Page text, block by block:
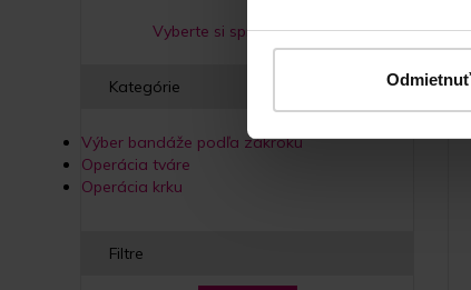
Odmietnuť
Vyberte si správnu veľkosť
Kategórie
Výber bandáže podľa zákroku
Operácia tváre
Operácia krku
Filtre